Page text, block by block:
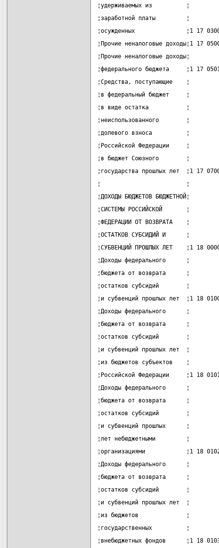
¦удерживаемых из          ¦
¦заработной платы         ¦
¦осужденных               ¦1 17
¦Прочие неналоговые доходы¦1 17
¦Прочие неналоговые
¦федерального бюджета     ¦1 17
¦Средства, поступающие
¦в федеральный бюджет
¦в виде остатка           ¦
¦неиспользованного
¦долевого взноса          ¦
¦Российской Федерации
¦в бюджет Союзного        ¦
¦государства прошлых лет  ¦1 17
¦                         ¦
¦ДОХОДЫ БЮДЖЕТОВ
¦СИСТЕМЫ РОССИЙСКОЙ
¦ФЕДЕРАЦИИ ОТ ВОЗВРАТА
¦ОСТАТКОВ СУБСИДИЙ И
¦СУБВЕНЦИЙ ПРОШЛЫХ ЛЕТ    ¦1 18
¦Доходы федерального
¦бюджета от возврата
¦остатков субсидий
¦и субвенций прошлых лет  ¦1 18
¦Доходы федерального
¦бюджета от возврата
¦остатков субсидий
¦и субвенций прошлых лет
¦из бюджетов субъектов
¦Российской Федерации     ¦1 18
¦Доходы федерального
¦бюджета от возврата
¦остатков субсидий
¦и субвенций прошлых
¦лет небюджетными         ¦
¦организациями            ¦1 18
¦Доходы федерального
¦бюджета от возврата
¦остатков субсидий
¦и субвенций прошлых лет
¦из бюджетов              ¦
¦государственных          ¦
¦внебюджетных фондов      ¦1 18